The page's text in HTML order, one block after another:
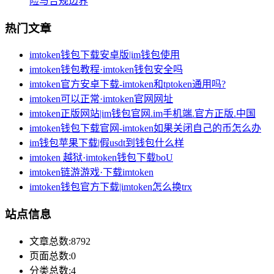
热门文章
imtoken钱包下载安卓版|im钱包使用
imtoken钱包教程·imtoken钱包安全吗
imtoken官方安卓下载-imtoken和tptoken通用吗?
imtoken可以正常·imtoken官网网址
imtoken正版网站|im钱包官网.im手机端.官方正版.中国
imtoken钱包下载官网-imtoken如果关闭自己的币怎么办
im钱包苹果下载|假usdt到钱包什么样
imtoken 越狱·imtoken钱包下载boU
imtoken链游游戏·下载imtoken
imtoken钱包官方下载|imtoken怎么换trx
站点信息
文章总数:8792
页面总数:0
分类总数:4